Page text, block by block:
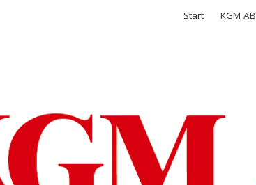
Start KGM AB
Integritetspolicy
Kom ihåg mig
Glömt ditt lösenord?
Skapa nytt konto